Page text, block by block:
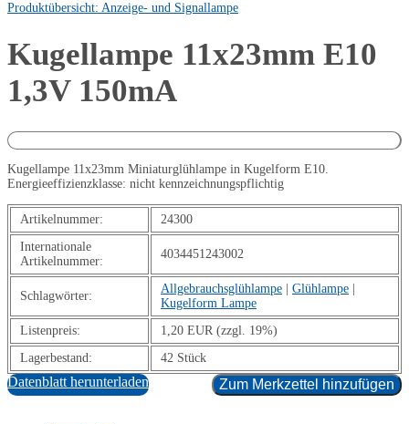
Produktübersicht: Anzeige- und Signallampe
Kugellampe 11x23mm E10
1,3V 150mA
Kugellampe 11x23mm Miniaturglühlampe in Kugelform E10.
Energieeffizienzklasse: nicht kennzeichnungspflichtig
Artikelnummer:
24300
Internationale
Artikelnummer:
4034451243002
Schlagwörter:
Allgebrauchsglühlampe Glühlampe
Kugelform Lampe
Listenpreis:
1,20 EUR (zzgl. 19%)
Lagerbestand:
42 Stück
Datenblatt herunterladen Zum Merkzettel hinzufügen